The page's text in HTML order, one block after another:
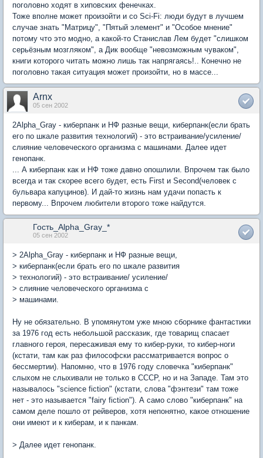
поголовно ходят в хиповских фенечках.
Тоже вполне может произойти и со Sci-Fi: люди будут в лучшем
случае знать "Матрицу", "Пятый элемент" и "Особое мнение"
потому что это модно, а какой-то Станислав Лем будет "слишком
серьёзным мозгляком", а Дик вообще "невозможным чуваком",
книги которого читать можно лишь так напрягаясь!.. Конечно не
поголовно такая ситуация может произойти, но в массе...
Arnx
05 сен 2002
2Alpha_Gray - киберпанк и НФ разные вещи, киберпанк(если брать
его по шкале развития технологий) - это встраивание/усиление/
слияние человеческого организма с машинами. Далее идет
генопанк.
... А киберпанк как и НФ тоже давно опошлили. Впрочем так было
всегда и так скорее всего будет, есть First и Second(человек с
бульвара капуцинов). И дай-то жизнь нам удачи попасть к
первому... Впрочем любители второго тоже найдутся.
Гость_Alpha_Gray_*
05 сен 2002
> 2Alpha_Gray - киберпанк и НФ разные вещи,
> киберпанк(если брать его по шкале развития
> технологий) - это встраивание/ усиление/
> слияние человеческого организма с
> машинами.
Ну не обязательно. В упомянутом уже мною сборнике фантастики
за 1976 год есть небольшой рассказик, где товарищ спасает
главного героя, пересаживая ему то кибер-руки, то кибер-ноги
(кстати, там как раз философски рассматривается вопрос о
бессмертии). Напомню, что в 1976 году словечка "киберпанк"
слыхом не слыхивали не только в СССР, но и на Западе. Там это
называлось "science fiction" (кстати, слова "фэнтези" там тоже
нет - это называется "fairy fiction"). А само слово "киберпанк" на
самом деле пошло от рейверов, хотя непонятно, какое отношение
они имеют и к киберам, и к панкам.
> Далее идет генопанк.